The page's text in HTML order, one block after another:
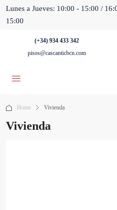
Lunes a Jueves: 10:00 - 15:00 /
15:00
(+34) 934 433 342
pisos@cascanticbcn.com
Home Vivienda
Vivienda